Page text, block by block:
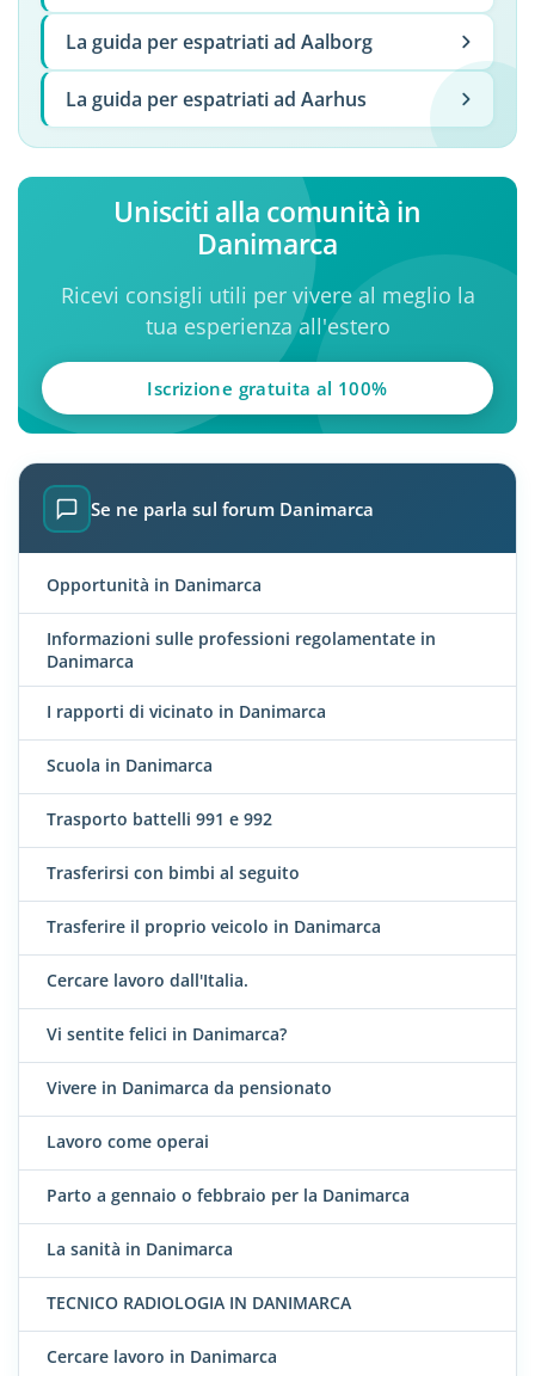
La guida per espatriati ad Aalborg
La guida per espatriati ad Aarhus
Unisciti alla comunità in
Danimarca
Ricevi consigli utili per vivere al meglio la
tua esperienza all'estero
Iscrizione gratuita al 100%
Se ne parla sul forum Danimarca
Opportunità in Danimarca
Informazioni sulle professioni regolamentate in
Danimarca
I rapporti di vicinato in Danimarca
Scuola in Danimarca
Trasporto battelli 991 e 992
Trasferirsi con bimbi al seguito
Trasferire il proprio veicolo in Danimarca
Cercare lavoro dall'Italia.
Vi sentite felici in Danimarca?
Vivere in Danimarca da pensionato
Lavoro come operai
Parto a gennaio o febbraio per la Danimarca
La sanità in Danimarca
TECNICO RADIOLOGIA IN DANIMARCA
Cercare lavoro in Danimarca